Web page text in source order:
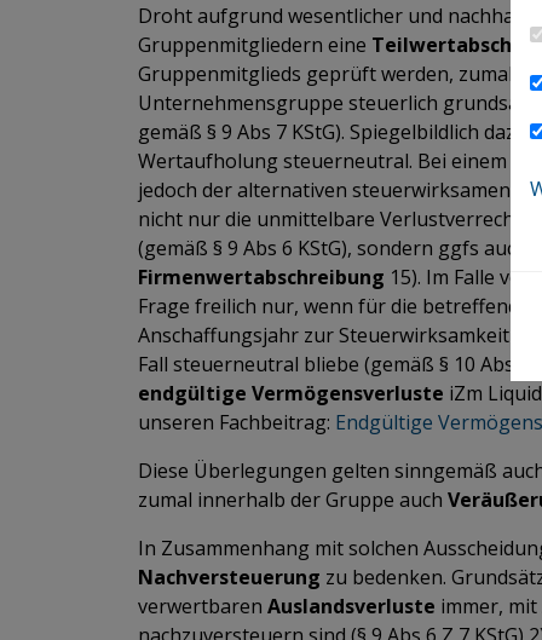
Droht aufgrund wesentlicher und
Gruppenmitgliedern eine
Gruppenmitglieds geprüft werden, zumal
Unternehmensgruppe steuerlich
gemäß § 9 Abs 7 KStG). Spiegelbildlich
Wertaufholung steuerneutral. Bei einem
jedoch der alternativen steuerwirksamen
nicht nur die unmittelbare
(gemäß § 9 Abs 6 KStG), sondern ggfs
Firmenwertabschreibung 15). Im Falle
Frage freilich nur, wenn für die betreffende
Anschaffungsjahr zur Steuerwirksamkeit
Fall steuerneutral bliebe (gemäß § 10 Abs 3
endgültige Vermögensverluste iZm
unseren Fachbeitrag: Endgültige
Diese Überlegungen gelten sinngemäß
zumal innerhalb der Gruppe auch
In Zusammenhang mit solchen
Nachversteuerung zu bedenken.
verwertbaren Auslandsverluste immer,